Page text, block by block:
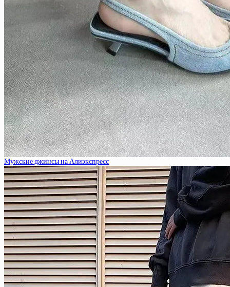
Мужские джинсы на Алиэкспресс